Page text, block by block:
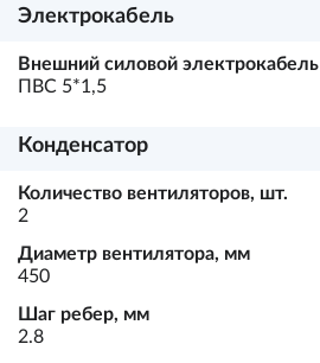
Электрокабель
Внешний силовой электрокабель
ПВС 5*1,5
Конденсатор
Количество вентиляторов, шт.
2
Диаметр вентилятора, мм
450
Шаг ребер, мм
2.8